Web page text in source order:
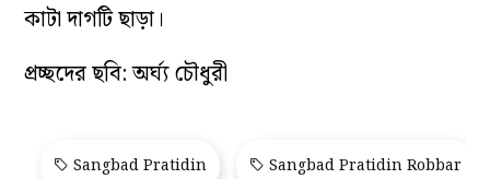
কাটা দাগটি ছাড়া।
প্রচ্ছদের ছবি: অর্ঘ্য চৌধুরী
Sangbad Pratidin Sangbad Pratidin Robbar